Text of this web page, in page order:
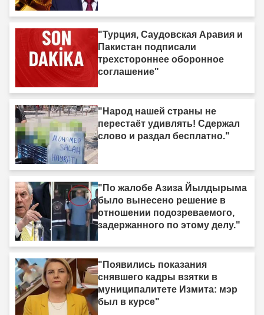
"Турция, Саудовская Аравия и
Пакистан подписали
трехстороннее оборонное
соглашение"
"Народ нашей страны не
перестаёт удивлять! Сдержал
слово и раздал бесплатно."
"По жалобе Азиза Йылдырыма
было вынесено решение в
отношении подозреваемого,
задержанного по этому делу."
"Появились показания
снявшего кадры взятки в
муниципалитете Измита: мэр
был в курсе"